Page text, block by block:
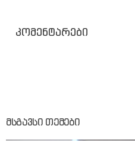
კომენტარები
მსგავსი თემები